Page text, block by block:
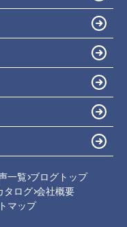
一覧 ブログトップ
タログ 会社概要
マップ